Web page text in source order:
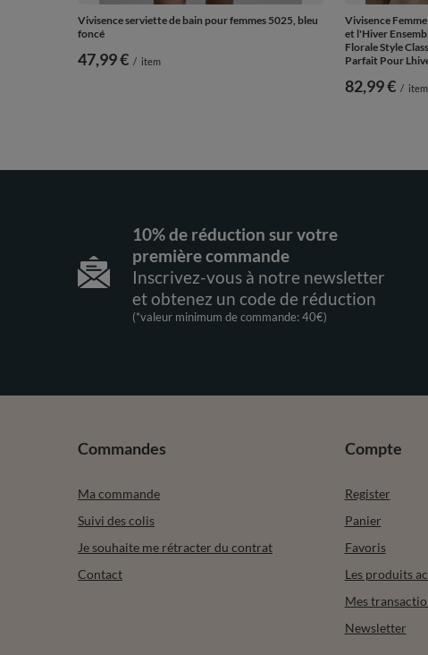
Vivisence serviette de bain pour femmes 5025, bleu
foncé
47,99 € / item
Vivisence
et l'Hiver
Florale Style
Parfait Pour
82,99 € / item
10% de réduction sur votre
première commande
Inscrivez-vous à notre newsletter
et obtenez un code de réduction
(*valeur minimum de commande: 40€)
Commandes
Ma commande
Suivi des colis
Je souhaite me rétracter du contrat
Contact
Compte
Register
Panier
Favoris
Les produits
Mes
Newsletter